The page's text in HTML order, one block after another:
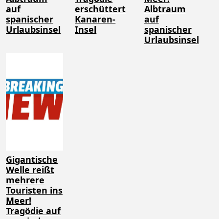
auf
spanischer
Urlaubsinsel
erschüttert
Kanaren-
Insel
Albtraum
auf
spanischer
Urlaubsinsel
Gigantische
Welle reißt
mehrere
Touristen ins
Meer!
Tragödie auf